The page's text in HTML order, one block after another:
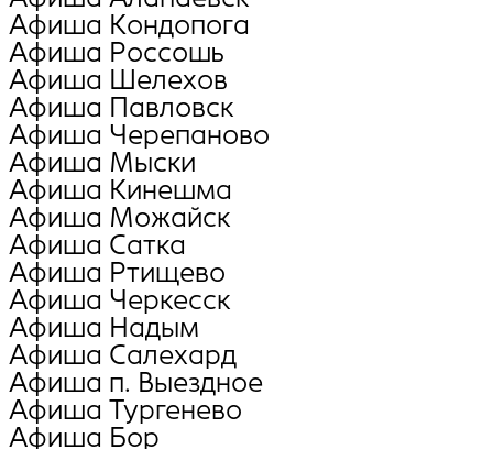
Афиша Кондопога
Афиша Россошь
Афиша Шелехов
Афиша Павловск
Афиша Черепаново
Афиша Мыски
Афиша Кинешма
Афиша Можайск
Афиша Сатка
Афиша Ртищево
Афиша Черкесск
Афиша Надым
Афиша Салехард
Афиша п. Выездное
Афиша Тургенево
Афиша Бор